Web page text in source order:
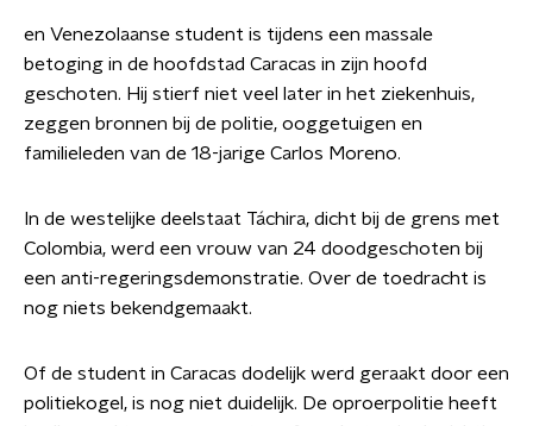
en Venezolaanse student is tijdens een massale
betoging in de hoofdstad Caracas in zijn hoofd
geschoten. Hij stierf niet veel later in het ziekenhuis,
zeggen bronnen bij de politie, ooggetuigen en
familieleden van de 18-jarige Carlos Moreno.
In de westelijke deelstaat Táchira, dicht bij de grens met
Colombia, werd een vrouw van 24 doodgeschoten bij
een anti-regeringsdemonstratie. Over de toedracht is
nog niets bekendgemaakt.
Of de student in Caracas dodelijk werd geraakt door een
politiekogel, is nog niet duidelijk. De oproerpolitie heeft